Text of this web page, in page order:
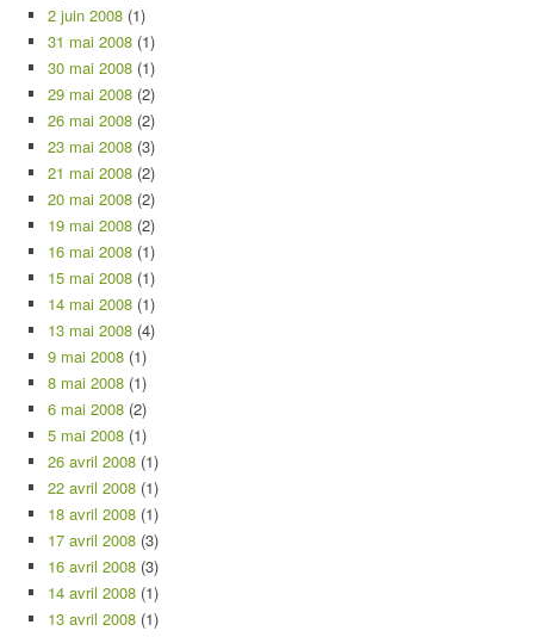
2 juin 2008 (1)
31 mai 2008 (1)
30 mai 2008 (1)
29 mai 2008 (2)
26 mai 2008 (2)
23 mai 2008 (3)
21 mai 2008 (2)
20 mai 2008 (2)
19 mai 2008 (2)
16 mai 2008 (1)
15 mai 2008 (1)
14 mai 2008 (1)
13 mai 2008 (4)
9 mai 2008 (1)
8 mai 2008 (1)
6 mai 2008 (2)
5 mai 2008 (1)
26 avril 2008 (1)
22 avril 2008 (1)
18 avril 2008 (1)
17 avril 2008 (3)
16 avril 2008 (3)
14 avril 2008 (1)
13 avril 2008 (1)